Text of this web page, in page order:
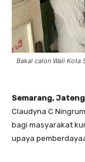
Bakal calon Wali Kota
Semarang,
Claudyna C
bagi masyarakat
upaya